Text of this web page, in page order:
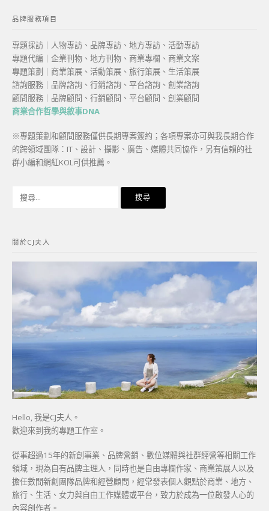
品牌服務項目
專題採訪｜人物專訪、品牌專訪、地方專訪、活動專訪
專題代編｜企業刊物、地方刊物、商業專欄、商業文案
專題策劃｜商業策展、活動策展、旅行策展、生活策展
諮詢服務｜品牌諮詢、行銷諮詢、平台諮詢、創業諮詢
顧問服務｜品牌顧問、行銷顧問、平台顧問、創業顧問
商業合作哲學與敘事DNA
※專題策劃和顧問服務僅供長期專案簽約；各項專案亦可與我長期合作
的跨領域團隊：IT、設計、攝影、廣告、媒體共同協作，另有信賴的社
群小編和網紅KOL可供推薦。
字:
關於CJ夫人
Hello, 我是CJ夫人。
歡迎來到我的專題工作室。
從事超過15年的新創事業、品牌營銷、數位媒體與社群經營等相關工作
領域，現為自有品牌主理人，同時也是自由專欄作家、商業策展人以及
擔任數間新創團隊品牌和經營顧問，經常發表個人觀點於商業、地方、
旅行、生活、女力與自由工作媒體或平台，致力於成為一位啟發人心的
內容創作者。